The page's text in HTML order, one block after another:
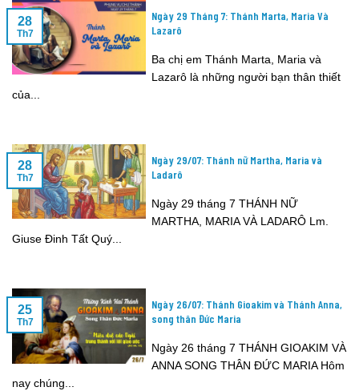
Ngày 29 Tháng 7: Thánh Marta, Maria Và
Lazarô
Ba chị em Thánh Marta, Maria và
Lazarô là những người bạn thân thiết
của...
28
Th7
Ngày 29/07: Thánh nữ Martha, Maria và
Ladarô
Ngày 29 tháng 7 THÁNH NỮ
MARTHA, MARIA VÀ LADARÔ Lm.
Giuse Đinh Tất Quý...
28
Th7
Ngày 26/07: Thánh Gioakim và Thánh Anna,
song thân Đức Maria
Ngày 26 tháng 7 THÁNH GIOAKIM VÀ
ANNA SONG THÂN ĐỨC MARIA Hôm
nay chúng...
25
Th7